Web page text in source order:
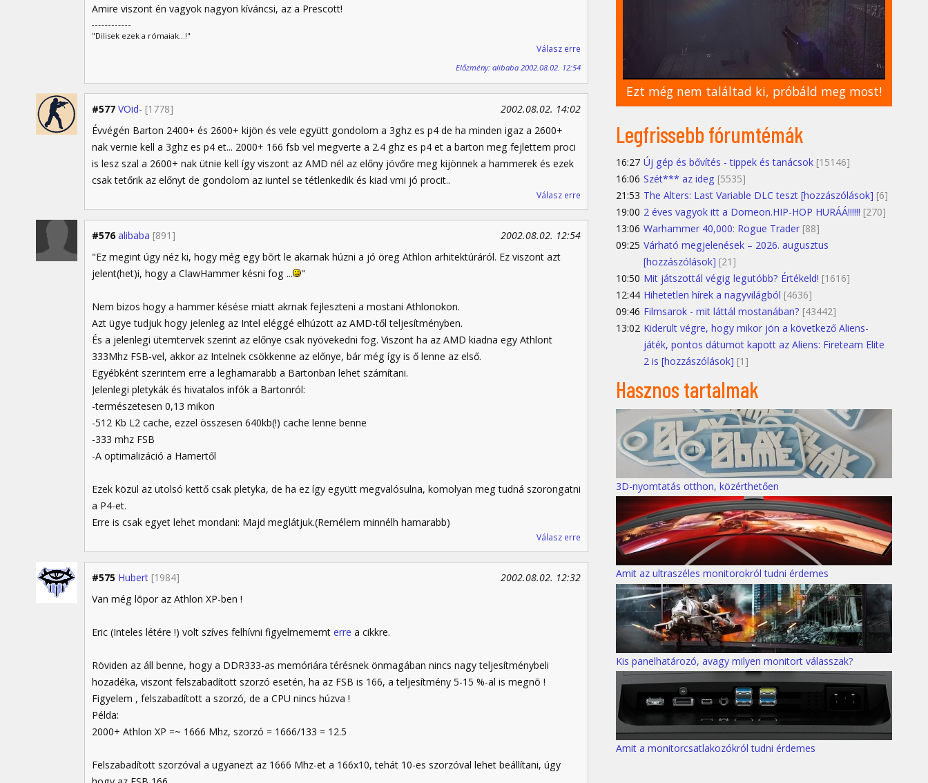
Amire viszont én vagyok nagyon kíváncsi, az a Prescott!
"Dilisek ezek a rómaiak...!"
Válasz erre
Előzmény: alibaba 2002.08.02. 12:54
#577 VOid- [1778]
2002.08.02. 14:02
Évvégén Barton 2400+ és 2600+ kijön és vele együtt gondolom a 3ghz es p4 de ha minden igaz a 2600+
nak vernie kell a 3ghz es p4 et... 2000+ 166 fsb vel megverte a 2.4 ghz es p4 et a barton meg fejlettem proci
is lesz szal a 2600+ nak ütnie kell így viszont az AMD nél az előny jövőre meg kijönnek a hammerek és ezek
csak tetőrik az előnyt de gondolom az iuntel se tétlenkedik és kiad vmi jó procit..
Válasz erre
#576 alibaba [891]
2002.08.02. 12:54
"Ez megint úgy néz ki, hogy még egy bõrt le akarnak húzni a jó öreg Athlon arhitektúráról. Ez viszont azt
jelent(het)i, hogy a ClawHammer késni fog ...
"
Nem bizos hogy a hammer késése miatt akrnak fejleszteni a mostani Athlonokon.
Azt ügye tudjuk hogy jelenleg az Intel eléggé elhúzott az AMD-től teljesítményben.
És a jelenlegi ütemtervek szerint az előnye csak nyövekedni fog. Viszont ha az AMD kiadna egy Athlont
333Mhz FSB-vel, akkor az Intelnek csökkenne az előnye, bár még így is ő lenne az első.
Egyébként szerintem erre a leghamarabb a Bartonban lehet számítani.
Jelenlegi pletykák és hivatalos infók a Bartonról:
-természetesen 0,13 mikon
-512 Kb L2 cache, ezzel összesen 640kb(!) cache lenne benne
-333 mhz FSB
-A optimalizáció a Hamertől
Ezek közül az utolsó kettő csak pletyka, de ha ez így együtt megvalósulna, komolyan meg tudná szorongatni
a P4-et.
Erre is csak egyet lehet mondani: Majd meglátjuk.(Remélem minnélh hamarabb)
Válasz erre
#575 Hubert [1984]
2002.08.02. 12:32
Van még lõpor az Athlon XP-ben !
Eric (Inteles létére !) volt szíves felhívni figyelmememt erre a cikkre.
Röviden az áll benne, hogy a DDR333-as memóriára térésnek önmagában nincs nagy teljesítménybeli
hozadéka, viszont felszabadított szorzó esetén, ha az FSB is 166, a teljesítmény 5-15 %-al is megnõ !
Figyelem , felszabadított a szorzó, de a CPU nincs húzva !
Példa:
2000+ Athlon XP =~ 1666 Mhz, szorzó = 1666/133 = 12.5
Felszabadított szorzóval a ugyanezt az 1666 Mhz-et a 166x10, tehát 10-es szorzóval lehet beállítani, úgy
Ezt még nem találtad ki, próbáld meg most!
Legfrissebb fórumtémák
16:27 Új gép és bővítés - tippek és tanácsok [15146]
16:06 Szét*** az ideg [5535]
21:53 The Alters: Last Variable DLC teszt [hozzászólások] [6]
19:00 2 éves vagyok itt a Domeon.HIP-HOP HURÁÁ!!!!!! [270]
13:06 Warhammer 40,000: Rogue Trader [88]
09:25 Várható megjelenések – 2026. augusztus
[hozzászólások] [21]
10:50 Mit játszottál végig legutóbb? Értékeld! [1616]
12:44 Hihetetlen hírek a nagyvilágból [4636]
09:46 Filmsarok - mit láttál mostanában? [43442]
13:02 Kiderült végre, hogy mikor jön a következő Aliens-
játék, pontos dátumot kapott az Aliens: Fireteam Elite
2 is [hozzászólások] [1]
Hasznos tartalmak
3D-nyomtatás otthon, közérthetően
Amit az ultraszéles monitorokról tudni érdemes
Kis panelhatározó, avagy milyen monitort válasszak?
Amit a monitorcsatlakozókról tudni érdemes